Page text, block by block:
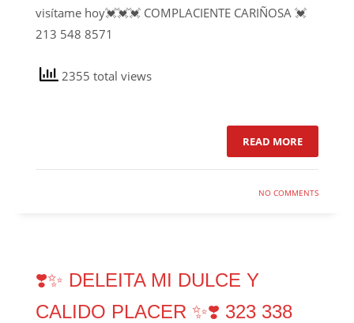
visítame hoy💓💓💓 COMPLACIENTE CARIÑOSA 💓
213 548 8571
2355 total views
READ MORE
NO COMMENTS
❣️✨️ DELEITA MI DULCE Y
CALIDO PLACER ✨️❣️ 323 338